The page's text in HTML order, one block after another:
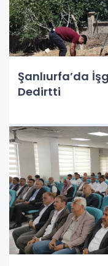
Şanlıurfa’da
Dedirtti